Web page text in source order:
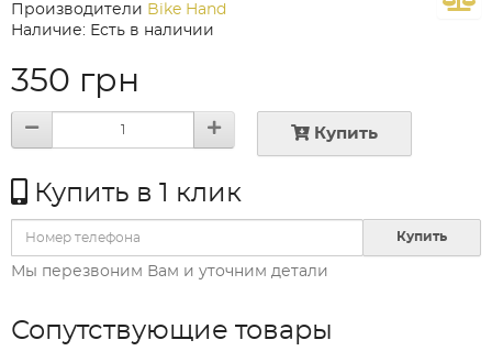
Производители Bike Hand
Наличие: Есть в наличии
350 грн
Купить
Купить в 1 клик
Купить
Мы перезвоним Вам и уточним детали
Сопутствующие товары